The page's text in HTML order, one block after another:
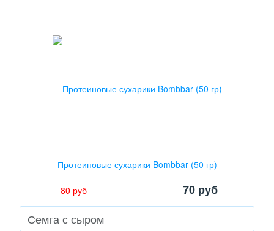
Протеиновые сухарики Bombbar (50 гр)
80руб 70 руб